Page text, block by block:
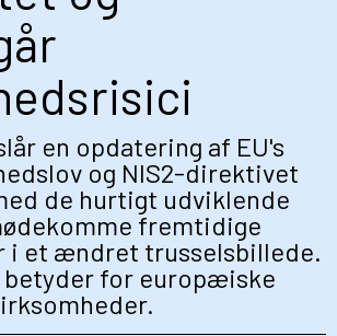
en opdatering af EU's
og NIS2-direktivet
de hurtigt udviklende
fremtidige
i et ændret trusselsbillede.
betyder for europæiske